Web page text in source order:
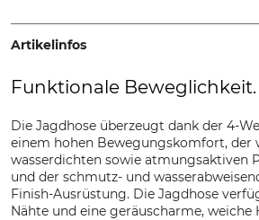
Artikelinfos
Funktionale Beweglichkeit.
Die Jagdhose überzeugt dank der 4-
einem hohen Bewegungskomfort, der
wasserdichten sowie atmungsaktiven
und der schmutz- und
Finish-Ausrüstung. Die Jagdhose
Nähte und eine geräuscharme, weiche